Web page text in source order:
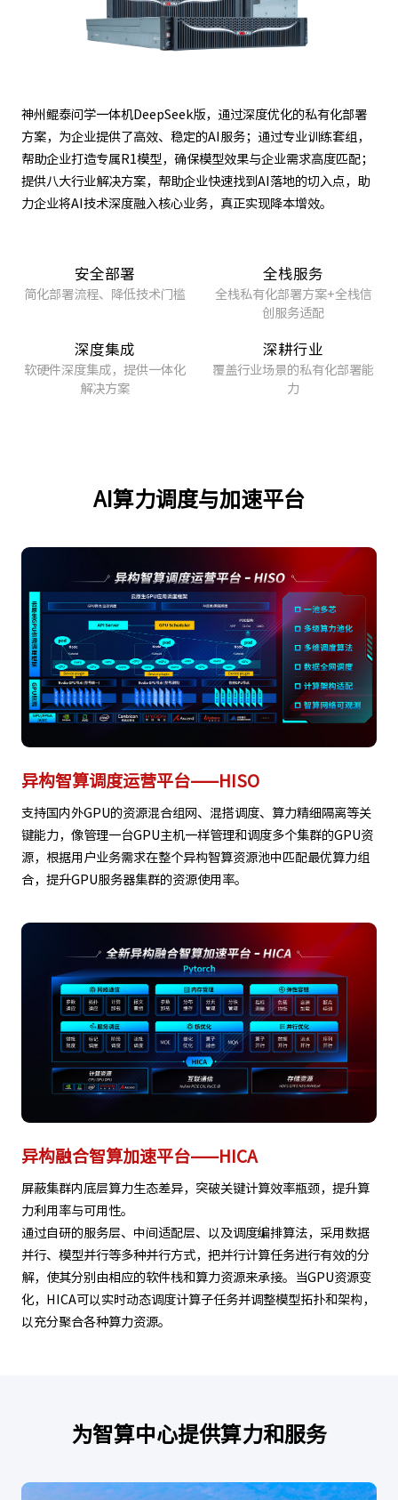
神州鲲泰问学一体机DeepSeek版，通过深度优化的私有化部署
方案，为企业提供了高效、稳定的AI服务；通过专业训练套组，
帮助企业打造专属R1模型，确保模型效果与企业需求高度匹配；
提供八大行业解决方案，帮助企业快速找到AI落地的切入点，助
力企业将AI技术深度融入核心业务，真正实现降本增效。
安全部署
简化部署流程、降低技术门槛
全栈服务
全栈私有化部署方案+全栈信
创服务适配
深度集成
软硬件深度集成，提供一体化
解决方案
深耕行业
覆盖行业场景的私有化部署能
力
AI算力调度与加速平台
异构智算调度运营平台——HISO
支持国内外GPU的资源混合组网、混搭调度、算力精细隔离等关
键能力，像管理一台GPU主机一样管理和调度多个集群的GPU资
源，根据用户业务需求在整个异构智算资源池中匹配最优算力组
合，提升GPU服务器集群的资源使用率。
异构融合智算加速平台——HICA
屏蔽集群内底层算力生态差异，突破关键计算效率瓶颈，提升算
力利用率与可用性。
通过自研的服务层、中间适配层、以及调度编排算法，采用数据
并行、模型并行等多种并行方式，把并行计算任务进行有效的分
解，使其分别由相应的软件栈和算力资源来承接。当GPU资源变
化，HICA可以实时动态调度计算子任务并调整模型拓扑和架构，
以充分聚合各种算力资源。
为智算中心提供算力和服务